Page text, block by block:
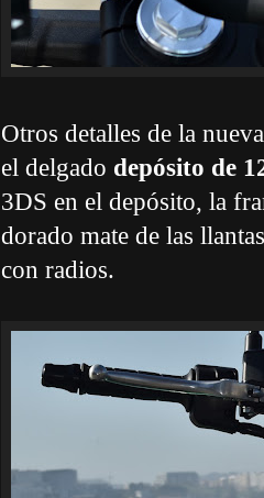
Otros detalles de la
el delgado depósito de
3DS en el depósito, la
dorado mate de las
con radios.